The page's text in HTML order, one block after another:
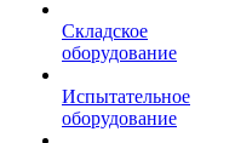
Складское
оборудование
Испытательное
оборудование